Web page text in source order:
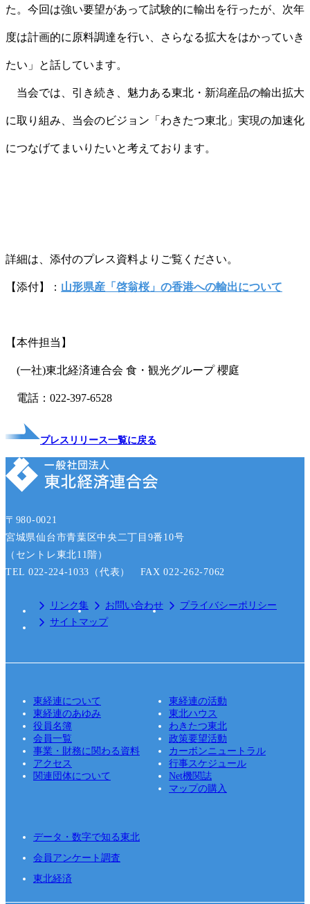
た。今回は強い要望があって試験的に輸出を行ったが、次年
度は計画的に原料調達を行い、さらなる拡大をはかっていき
たい」と話しています。
当会では、引き続き、魅力ある東北・新潟産品の輸出拡大
に取り組み、当会のビジョン「わきたつ東北」実現の加速化
につなげてまいりたいと考えております。
詳細は、添付のプレス資料よりご覧ください。
【添付】： 山形県産「啓翁桜」の香港への輸出について
【本件担当】
(一社)東北経済連合会 食・観光グループ 櫻庭
電話：022-397-6528
プレスリリース一覧に戻る
〒980-0021
宮城県仙台市青葉区中央二丁目9番10号
（セントレ東北11階）
TEL 022-224-1033（代表） FAX 022-262-7062
リンク集 お問い合わせ
プライバシーポリシー
サイトマップ
東経連について
東経連の活動
東経連のあゆみ
東北ハウス
役員名簿
わきたつ東北
会員一覧
政策要望活動
事業・財務に関わる資料
カーボンニュートラル
アクセス
行事スケジュール
関連団体について
Net機関誌
マップの購入
データ・数字で知る東北
会員アンケート調査
東北経済